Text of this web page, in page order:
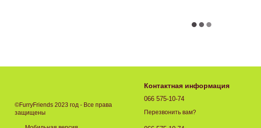
©FurryFriends 2023 год - Все права
защищены
Контактная информация
066 575-10-74
Перезвонить вам?